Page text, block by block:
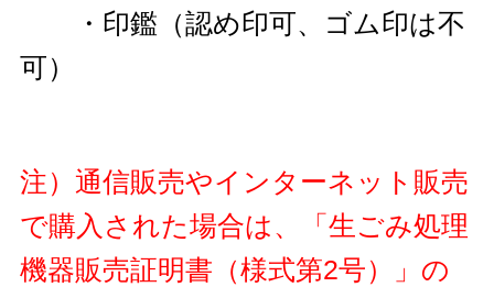
・印鑑（認め印可、ゴム印は不
可）
注）通信販売やインターネット販売
で購入された場合は、「生ごみ処理
機器販売証明書（様式第2号）」の